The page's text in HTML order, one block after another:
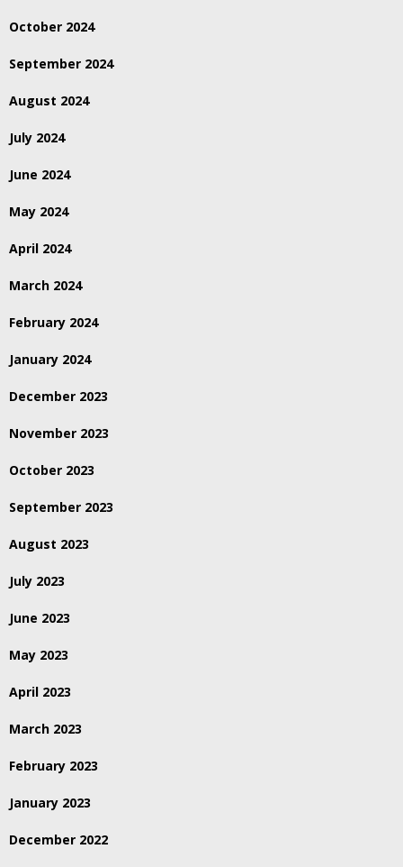
October 2024
September 2024
August 2024
July 2024
June 2024
May 2024
April 2024
March 2024
February 2024
January 2024
December 2023
November 2023
October 2023
September 2023
August 2023
July 2023
June 2023
May 2023
April 2023
March 2023
February 2023
January 2023
December 2022